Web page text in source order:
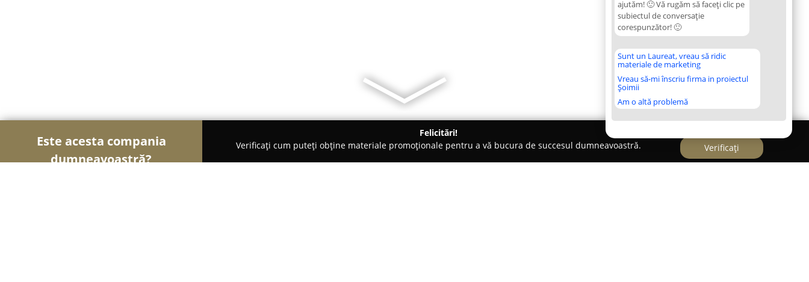
ajutăm! 🙂 Vă rugăm să faceți clic pe
subiectul de conversație
corespunzător! 🙂
Sunt un Laureat, vreau să ridic
materiale de marketing
Vreau să-mi înscriu firma in proiectul
Șoimii
Am o altă problemă
Este acesta compania
dumneavoastră?
Felicitări!
Verificați cum puteți obține materiale promoționale pentru a vă bucura de succesul dumneavoastră.
Verificați